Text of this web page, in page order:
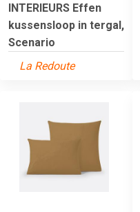
INTERIEURS Effen
kussensloop in tergal,
Scenario
La Redoute